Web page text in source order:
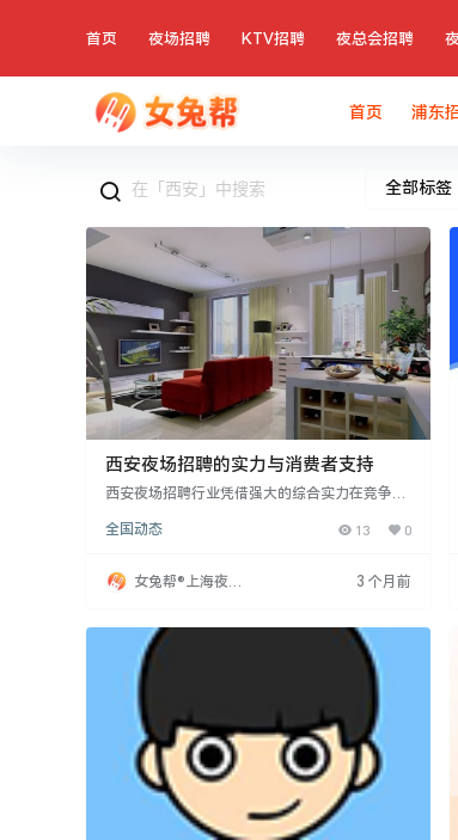
首页 夜场招聘 KTV招聘 夜总会招聘
首页 浦东
全部标签
西安夜场招聘的实力与消费者支持
西安夜场招聘行业凭借强大的综合实力在竞争激
为中心，紧密结合服务与需求，赢得稳固的群众
力，使机构在竞争中脱颖而出。这种经营理念提
升了市场竞争力，为其持续发展提供动力，未来
全国动态 13 0
女兔帮®上海夜场
3 个月前